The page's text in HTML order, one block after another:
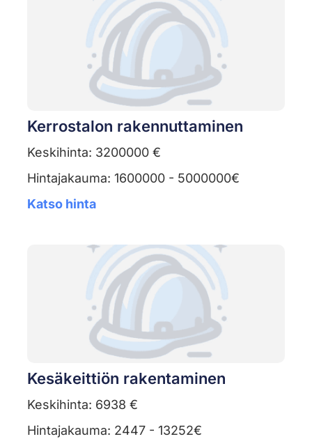
Kerrostalon rakennuttaminen
Keskihinta: 3200000 €
Hintajakauma: 1600000 - 5000000€
Katso hinta
Kesäkeittiön rakentaminen
Keskihinta: 6938 €
Hintajakauma: 2447 - 13252€